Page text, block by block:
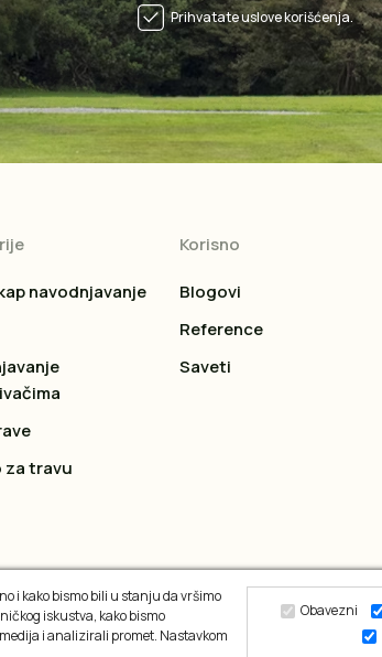
Prihvatate uslove korišćenja.
navodnjavanje
za travu
Korisno
Blogovi
Reference
Saveti
i kako bismo bili u stanju da vršimo
iskustva, kako bismo
i analizirali promet. Nastavkom
Obavezni